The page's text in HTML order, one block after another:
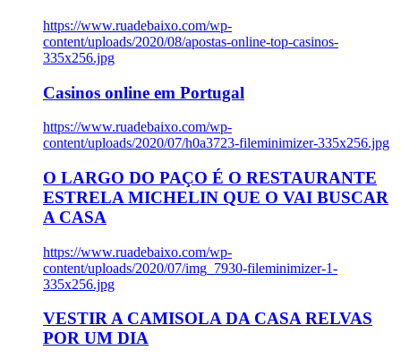
https://www.ruadebaixo.com/wp-
content/uploads/2020/08/apostas-online-top-casinos-
335x256.jpg
Casinos online em Portugal
https://www.ruadebaixo.com/wp-
content/uploads/2020/07/h0a3723-fileminimizer-335x256.jpg
O LARGO DO PAÇO É O RESTAURANTE
ESTRELA MICHELIN QUE O VAI BUSCAR
A CASA
https://www.ruadebaixo.com/wp-
content/uploads/2020/07/img_7930-fileminimizer-1-
335x256.jpg
VESTIR A CAMISOLA DA CASA RELVAS
POR UM DIA